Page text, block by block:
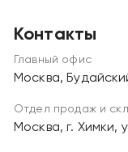
Контакты
Главный офис
Москва,
Отдел продаж и
Москва, г. Химки,